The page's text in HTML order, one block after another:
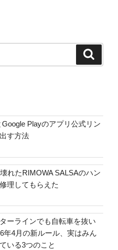
Google Playのアプリ公式リン
す方法
れたRIMOWA SALSAのハン
理してもらえた
ーラインでも自転車を抜い
年4月の新ルール、実はみん
いる3つのこと